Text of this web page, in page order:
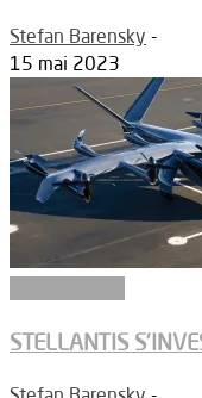
Stefan Barensky -
15 mai 2023
STELLANTIS